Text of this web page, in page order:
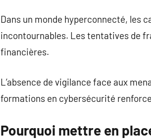
Dans un monde hyperconnecté, les
incontournables. Les tentatives de
financières.
L’absence de vigilance face aux
formations en cybersécurité
Pourquoi mettre en